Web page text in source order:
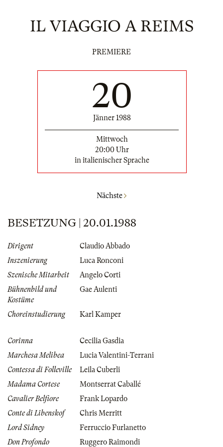
IL VIAGGIO A REIMS
PREMIERE
20
Jänner 1988
Mittwoch
20:00 Uhr
in italienischer Sprache
Nächste
BESETZUNG | 20.01.1988
Dirigent
Claudio Abbado
Inszenierung
Luca Ronconi
Szenische Mitarbeit
Angelo Corti
Bühnenbild und
Kostüme
Gae Aulenti
Choreinstudierung Karl Kamper
Corinna
Cecilia Gasdia
Marchesa Melibea
Lucia Valentini-Terrani
Contessa di Folleville
Leila Cuberli
Madama Cortese
Montserrat Caballé
Cavalier Belfiore
Frank Lopardo
Conte di Libenskof
Chris Merritt
Lord Sidney
Ferruccio Furlanetto
Don Profondo
Ruggero Raimondi